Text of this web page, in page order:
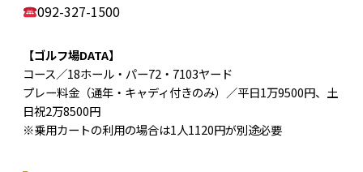
092-327-1500
【ゴルフ場DATA】
コース／18ホール・パー72・7103ヤード
プレー料金（通年・キャディ付きのみ）／平日1万9500円、土
日祝2万8500円
※乗用カートの利用の場合は1人1120円が別途必要